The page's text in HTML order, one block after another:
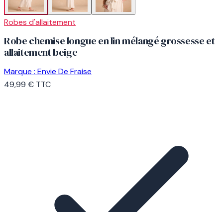
Robes d'allaitement
Robe chemise longue en lin mélangé grossesse et
allaitement beige
Marque : Envie De Fraise
49,99 € TTC